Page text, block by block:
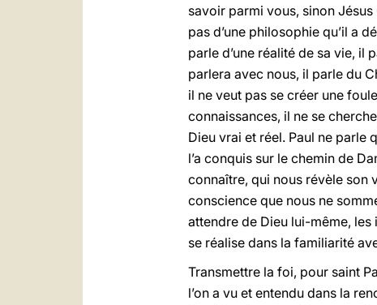
savoir parmi vous, sinon
pas d’une philosophie qu’il a
parle d’une réalité de sa vie, il
parlera avec nous, il parle du
il ne veut pas se créer une
connaissances, il ne se
Dieu vrai et réel. Paul ne parle
l’a conquis sur le chemin de
connaître, qui nous révèle son
conscience que nous ne
attendre de Dieu lui-même, les
se réalise dans la familiarité
Transmettre la foi, pour saint
l’on a vu et entendu dans la